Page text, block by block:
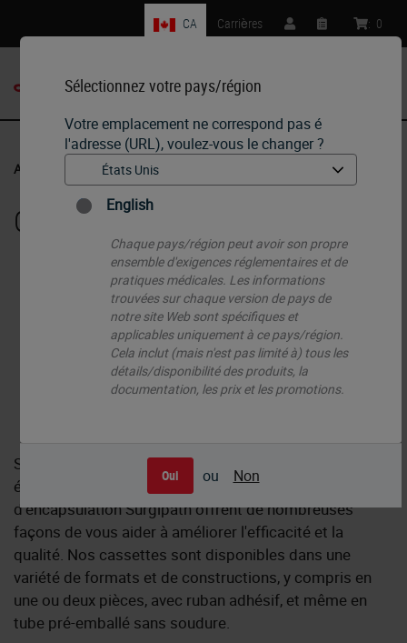
CA
Sélectionnez votre pays/région
Votre emplacement ne correspond pas é
l'adresse (URL), voulez-vous le changer ?
English
Chaque pays/région peut avoir son propre
ensemble d'exigences réglementaires et de
pratiques médicales. Les informations
trouvées sur chaque version de pays de
notre site Web sont spécifiques et
applicables uniquement à ce pays/région.
Cela inclut (mais n'est pas limité à) tous les
détails/disponibilité des produits, la
documentation, les prix et les promotions.
Oui ou Non
Carrières : 0
Accueil Histology Consumables
Cassettes
Sécurisez votre tissu, améliorez son traitement et
éliminez la coupe des blocs. Les cassettes et moules
d'encapsulation Surgipath offrent de nombreuses
façons de vous aider à améliorer l'efficacité et la
qualité. Nos cassettes sont disponibles dans une
variété de formats et de constructions, y compris en
une ou deux pièces, avec ruban adhésif, et même en
tube pré-emballé sans soudure.